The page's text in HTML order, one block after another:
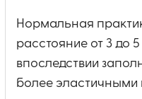
Нормальная
расстояние от 3 до
впоследствии
более эластичными